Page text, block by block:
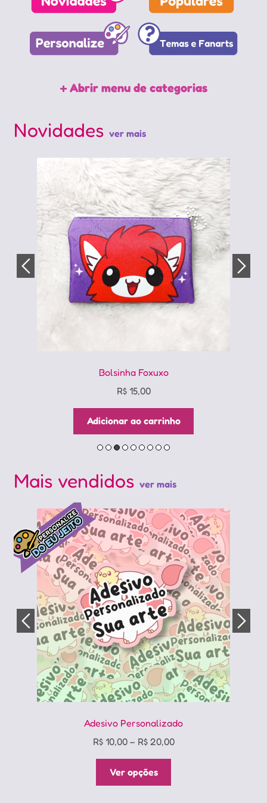
Abrir menu de categorias
Novidades ver mais
Bolsinha Foxuxo
R$15,00
Adicionar ao carrinho
Mais vendidos ver mais
Adesivo Personalizado
R$10,00 – R$20,00Price
Ver opções